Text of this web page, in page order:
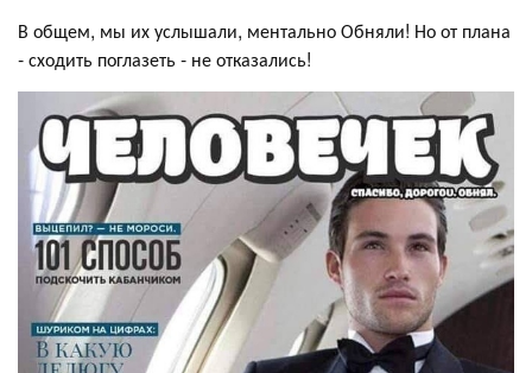
В общем, мы их услышали, ментально Обняли! Но от плана
- сходить поглазеть - не отказались!